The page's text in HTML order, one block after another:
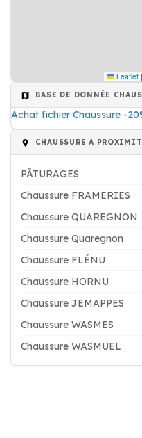
Leaflet |
BASE DE DONNÉE
Achat fichier Chaussure -
CHAUSSURE À
PÂTURAGES
Chaussure FRAMERIES
Chaussure QUAREGNON
Chaussure Quaregnon
Chaussure FLÉNU
Chaussure HORNU
Chaussure JEMAPPES
Chaussure WASMES
Chaussure WASMUEL